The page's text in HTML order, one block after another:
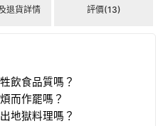
退貨詳情 評價(13)
飲食品質嗎？
而作罷嗎？
地獄料理嗎？